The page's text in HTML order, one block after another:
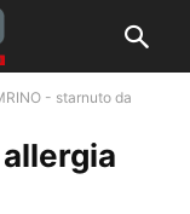
- starnuto da